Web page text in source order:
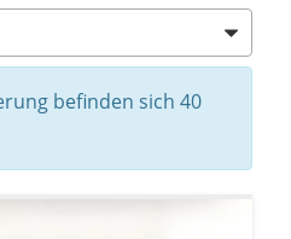
befinden sich 40